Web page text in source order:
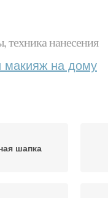
техника нанесения
макияж на дому
шапка